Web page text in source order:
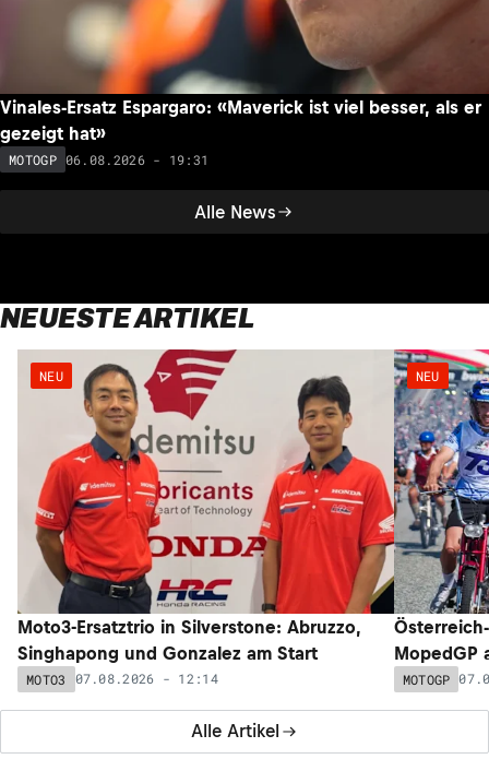
Alle News
Vinales-Ersatz Espargaro: «Maverick ist viel besser, als er
gezeigt hat»
MOTOGP 06.08.2026 - 19:31
NEUESTE ARTIKEL
Alle Artikel
NEU
Moto3-Ersatztrio in Silverstone: Abruzzo,
Singhapong und Gonzalez am Start
MOTO3 07.08.2026 - 12:14
NEU
MopedGP
MOTOGP